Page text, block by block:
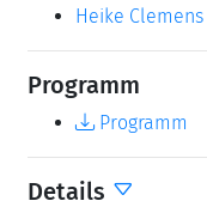
Heike Clemens
Programm
Programm
Details